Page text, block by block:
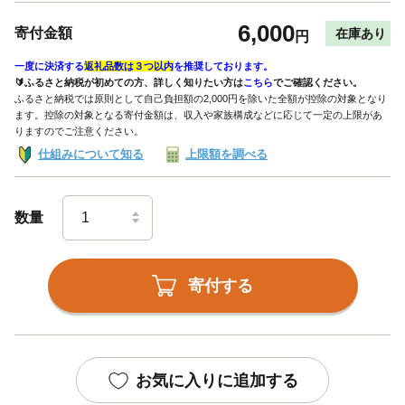
寄付金額 6,000円 在庫あり
一度に決済する返礼品数は３つ以内を推奨しております。
🔰ふるさと納税が初めての方、詳しく知りたい方はこちらでご確認ください。
ふるさと納税では原則として自己負担額の2,000円を除いた全額が控除の対象となり
ます。控除の対象となる寄付金額は、収入や家族構成などに応じて一定の上限があ
りますのでご注意ください。
仕組みについて知る 上限額を調べる
数量
寄付する
お気に入りに追加する